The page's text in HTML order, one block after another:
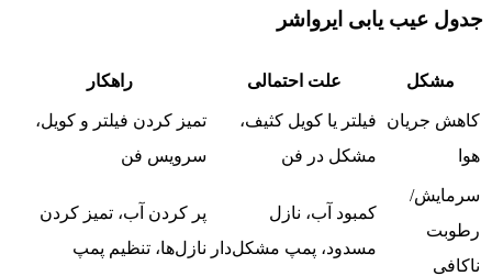
جدول عیب یابی ایرواشر
مشکل علت احتمالی راهکار
کاهش جریان
هوا
فیلتر یا کویل کثیف،
مشکل در فن
تمیز کردن فیلتر و کویل،
سرویس فن
سرمایش/
رطوبت
ناکافی
کمبود آب، نازل
مسدود، پمپ مشکل‌دار
پر کردن آب، تمیز کردن
نازل‌ها، تنظیم پمپ